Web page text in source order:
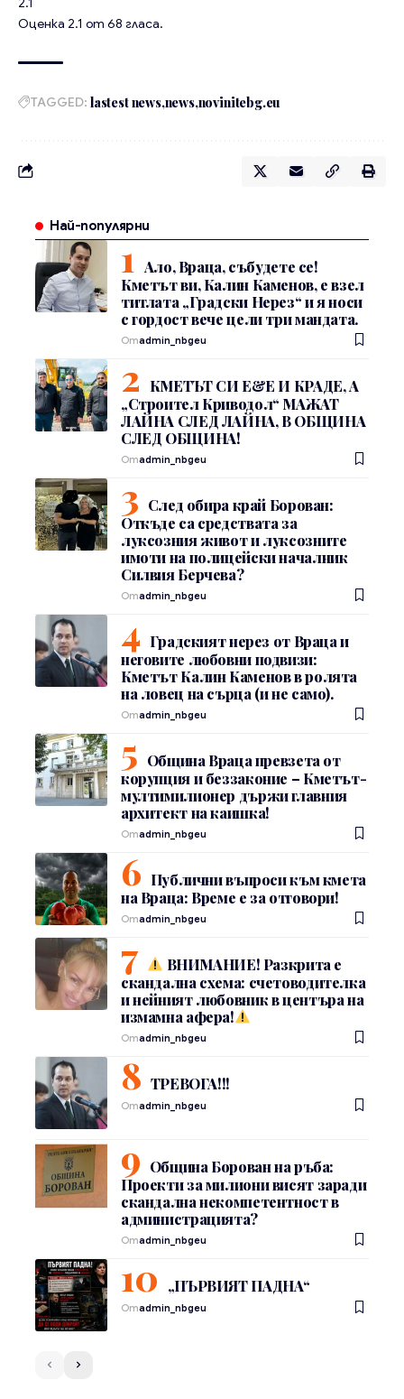
Оценка 2.1 от 68 гласа.
TAGGED: lastest news news novinitebg.eu
Най-популярни
Ало, Враца, събудете се!
Кметът ви, Калин Каменов, е взел
титлата „Градски Нерез“ и я носи
с гордост вече цели три мандата.
Отadmin_nbgeu
КМЕТЪТ СИ Е&Е И КРАДЕ, А
„Строител Криводол“ МАЖАТ
ЛАЙНА СЛЕД ЛАЙНА, В ОБЩИНА
СЛЕД ОБЩИНА!
Отadmin_nbgeu
След обира край Борован:
Откъде са средствата за
луксозния живот и луксозните
имоти на полицейски началник
Силвия Берчева?
Отadmin_nbgeu
Градският нерез от Враца и
неговите любовни подвизи:
Кметът Калин Каменов в ролята
на ловец на сърца (и не само).
Отadmin_nbgeu
Община Враца превзета от
корупция и беззаконие – Кметът-
мултимилионер държи главния
архитект на каишка!
Отadmin_nbgeu
Публични въпроси към кмета
на Враца: Време е за отговори!
Отadmin_nbgeu
ВНИМАНИЕ! Разкрита е
скандална схема: счетоводителка
и нейният любовник в центъра на
измамна афера!
Отadmin_nbgeu
ТРЕВОГА!!!
Отadmin_nbgeu
Община Борован на ръба:
Проекти за милиони висят заради
скандална некомпетентност в
администрацията?
Отadmin_nbgeu
„ПЪРВИЯТ ПАДНА“
Отadmin_nbgeu